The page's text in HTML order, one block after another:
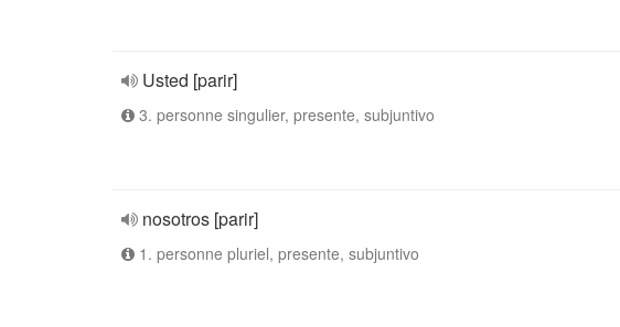
Usted [parir]
3. personne singulier, presente, subjuntivo
nosotros [parir]
1. personne pluriel, presente, subjuntivo